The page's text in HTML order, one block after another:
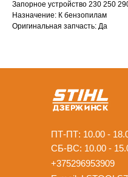
Запорное устройство 230 250
Назначение: К бензопилам
Оригинальная запчасть: Да
ПТ-ПТ: 10.00 -
СБ-ВС: 10.00 -
+375296953909